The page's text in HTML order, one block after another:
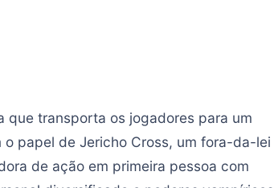
que transporta os jogadores para um
papel de Jericho Cross, um fora-da-lei
de ação em primeira pessoa com